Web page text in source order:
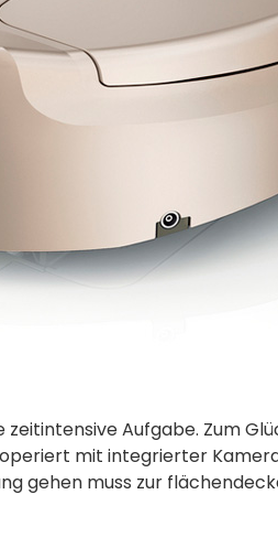
Aufgabe. Zum
mit integrierter
gehen muss zur